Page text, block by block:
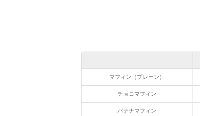
マフィン（プレーン）
チョコマフィン
バナナマフィン